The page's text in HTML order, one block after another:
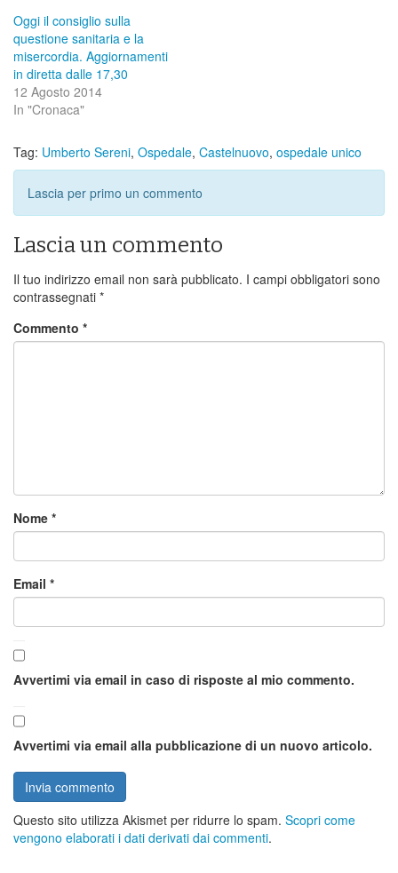
Oggi il consiglio sulla
questione sanitaria e la
misercordia. Aggiornamenti
in diretta dalle 17,30
12 Agosto 2014
In "Cronaca"
Tag: Umberto Sereni, Ospedale, Castelnuovo, ospedale unico
Lascia per primo un commento
Lascia un commento
Il tuo indirizzo email non sarà pubblicato. I campi obbligatori sono
contrassegnati *
Commento *
Nome *
Email *
Avvertimi via email in caso di risposte al mio commento.
Avvertimi via email alla pubblicazione di un nuovo articolo.
Questo sito utilizza Akismet per ridurre lo spam. Scopri come
vengono elaborati i dati derivati dai commenti.